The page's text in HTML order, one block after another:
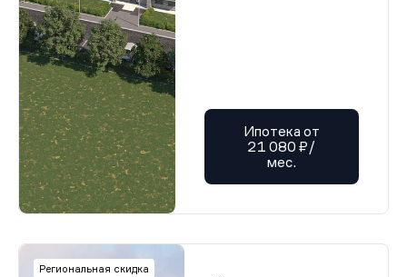
Ипотека от
21 080 ₽/
мес.
Региональная скидка